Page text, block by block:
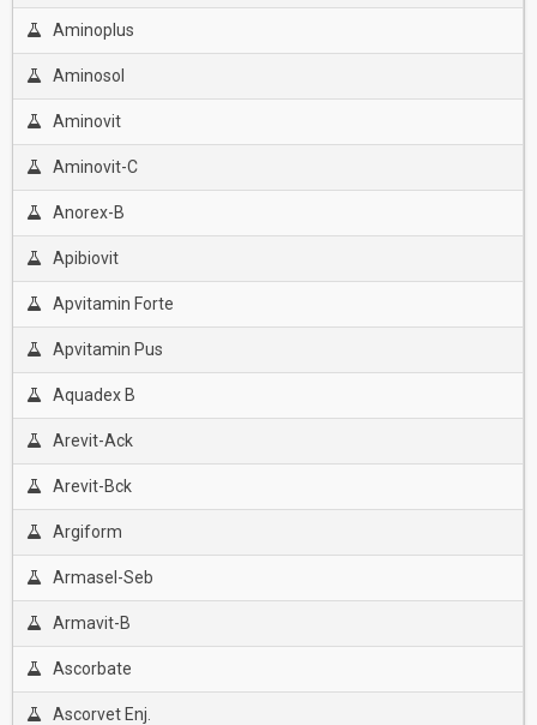
Aminoplus
Aminosol
Aminovit
Aminovit-C
Anorex-B
Apibiovit
Apvitamin Forte
Apvitamin Pus
Aquadex B
Arevit-Ack
Arevit-Bck
Argiform
Armasel-Seb
Armavit-B
Ascorbate
Ascorvet Enj.